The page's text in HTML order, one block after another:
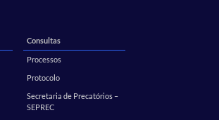
Consultas
Processos
Protocolo
Secretaria de Precatórios –
SEPREC